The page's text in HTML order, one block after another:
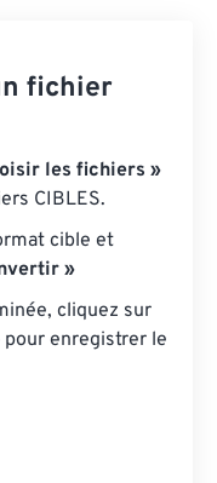
fichier
les fichiers »
CIBLES.
cible et
»
cliquez sur
pour enregistrer le